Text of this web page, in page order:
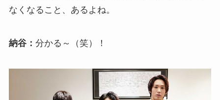
なくなること、あるよね。
納谷： 分かる～（笑）！